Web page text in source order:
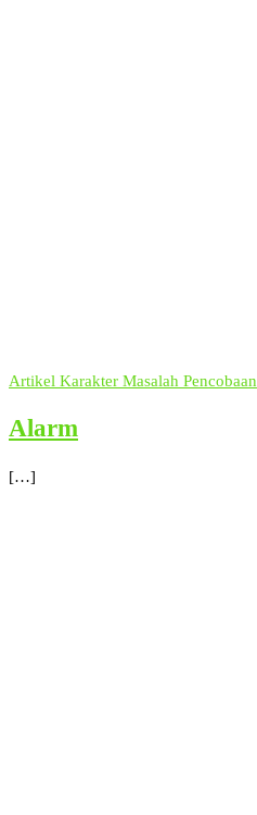
Artikel Karakter Masalah Pencobaan
Alarm
[…]